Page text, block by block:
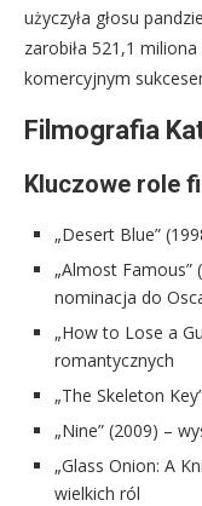
użyczyła głosu
zarobiła 521,1
komercyjnym
Filmografia
Kluczowe role
„Desert Blue”
„Almost Famous”
nominacja do
„How to Lose a
romantycznych
„The Skeleton
„Nine” (2009) –
„Glass Onion: A
wielkich ról